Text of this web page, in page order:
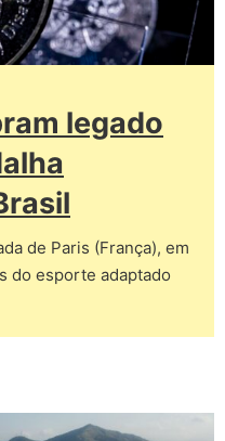
legado
de Paris (França), em
do esporte adaptado